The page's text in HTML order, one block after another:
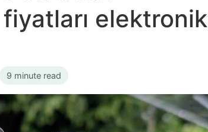
elektronik
9 minute read